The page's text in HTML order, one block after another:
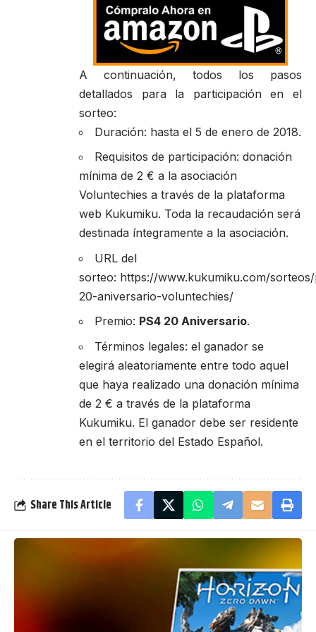
A continuación, todos los pasos
detallados para la participación en el
sorteo:
Duración: hasta el 5 de enero de 2018.
Requisitos de participación: donación
mínima de 2 € a la asociación
Voluntechies a través de la plataforma
web Kukumiku. Toda la recaudación será
destinada íntegramente a la asociación.
URL del
sorteo: https://www.kukumiku.com/
20-aniversario-voluntechies/
Premio: PS4 20 Aniversario.
Términos legales: el ganador se
elegirá aleatoriamente entre todo aquel
que haya realizado una donación mínima
de 2 € a través de la plataforma
Kukumiku. El ganador debe ser residente
en el territorio del Estado Español.
Share This Article